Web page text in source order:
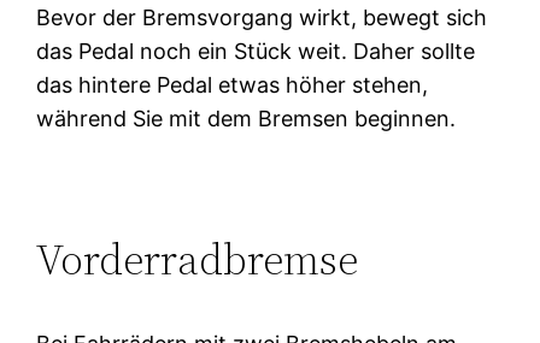
Bevor der Bremsvorgang wirkt, bewegt sich
das Pedal noch ein Stück weit. Daher sollte
das hintere Pedal etwas höher stehen,
während Sie mit dem Bremsen beginnen.
Vorderradbremse